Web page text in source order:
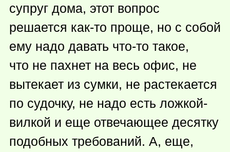
супруг дома, этот вопрос
решается как-то проще, но с собой
ему надо давать что-то такое,
что не пахнет на весь офис, не
вытекает из сумки, не растекается
по судочку, не надо есть ложкой-
вилкой и еще отвечающее десятку
подобных требований. А, еще,